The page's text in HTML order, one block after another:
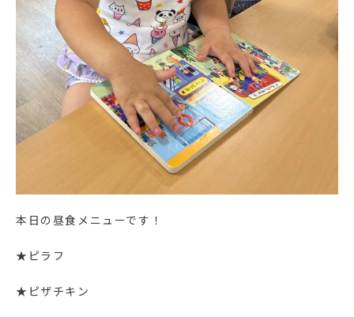
本日の昼食メニューです！
★ピラフ
★ピザチキン